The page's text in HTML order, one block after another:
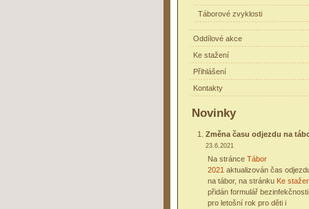
Táborové zvyklosti
Oddílové akce
Ke stažení
Přihlášení
Kontakty
Novinky
Změna času odjezdu na
23.6.2021
Na stránce Tábor
2021 aktualizován čas
na tábor, na stránku Ke
přidán formulář bezinfekčnosti
pro letošní rok pro děti i